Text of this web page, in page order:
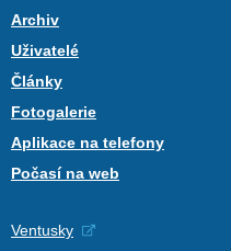
Archiv
Uživatelé
Články
Fotogalerie
Aplikace na telefony
Počasí na web
Ventusky